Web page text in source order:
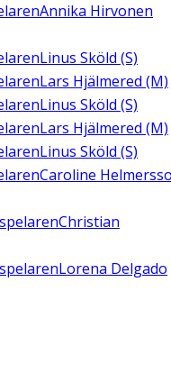
Annika Hirvonen
Linus Sköld (S)
Lars Hjälmered (M)
Linus Sköld (S)
Lars Hjälmered (M)
Linus Sköld (S)
Caroline
Christian
Lorena Delgado